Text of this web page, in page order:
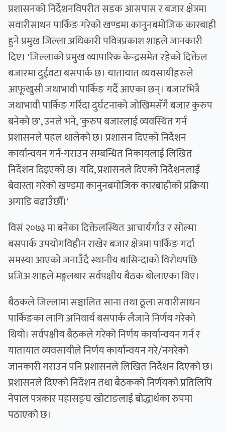
प्रशासनको निर्देशनविपरीत सडक आसपास र बजार क्षेत्रमा
सवारीसाधन पार्किङ गरेको खण्डमा कानुनबमोजिक कारबाही
हुने प्रमुख जिल्ला अधिकारी पवित्रप्रकाश शाहले जानकारी
दिए। 'जिल्लाको प्रमुख व्यापारिक केन्द्रसमेत रहेको दिक्तेल
बजारमा दुईवटा बसपार्क छ। यातायात व्यवसायीहरुले
आफूखुसी जथाभावी पार्किङ गर्दै आएका छन्। बजारभित्रै
जथाभावी पार्किङ गरिँदा दुर्घटनाको जोखिमसँगै बजार कुरुप
बनेको छ', उनले भने, 'कुरुप बजारलाई व्यवस्थित गर्न
प्रशासनले पहल थालेको छ। प्रशासन दिएको निर्देशन
कार्यान्वयन गर्न-गराउन सम्बन्धित निकायलाई लिखित
निर्देशन दिइएको छ। यदि, प्रशासनले दिएको निर्देशनलाई
बेवास्ता गरेको खण्डमा कानुनबमोजिक कारबाहीको प्रक्रिया
अगाडि बढाउँछौँ।'
विसं २०७३ मा बनेका दिक्तेलस्थित आचार्यगाँउ र सोल्मा
बसपार्क उपयोगविहीन राखेर बजार क्षेत्रमा पार्किङ गर्दा
समस्या आएको जनाउँदै स्थानीय बासिन्दाको विरोधपछि
प्रजिअ शाहले मङ्गलबार सर्वपक्षीय बैठक बोलाएका थिए।
बैठकले जिल्लामा सञ्चालित साना तथा ठूला सवारीसाधन
पार्किङका लागि अनिवार्य बसपार्क लैजाने निर्णय गरेको
थियो। सर्वपक्षीय बैठकले गरेको निर्णय कार्यान्वयन गर्न र
यातायात व्यवसायीले निर्णय कार्यान्वयन गरे/नगरेको
जानकारी गराउन पनि प्रशासनले लिखित निर्देशन दिएको छ।
प्रशासनले दिएको निर्देशन तथा बैठकको निर्णयको प्रतिलिपि
नेपाल पत्रकार महासङ्घ खोटाङलाई बोद्धार्थका रुपमा
पठाएको छ।